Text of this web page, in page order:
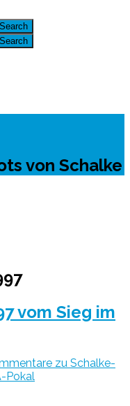
von Schalke
vom Sieg im
zu Schalke-
Pokal